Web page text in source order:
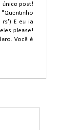
único post!
E eu ia
please!
Você é